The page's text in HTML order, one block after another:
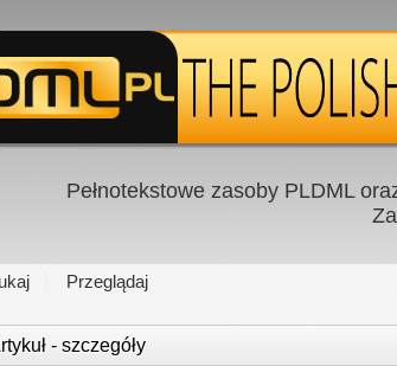
Pełnotekstowe zasoby PLDML
Przeglądaj
- szczegóły